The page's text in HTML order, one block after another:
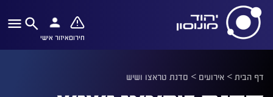
חירוםאיזור אישי
דף הבית> אירועים > סדנת טראצו ושיש